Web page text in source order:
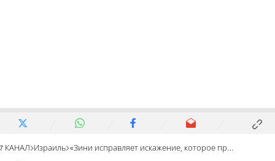
7 КАНАЛ Израиль «Зини исправляет искажение, которое привело к провалу 7 октября»